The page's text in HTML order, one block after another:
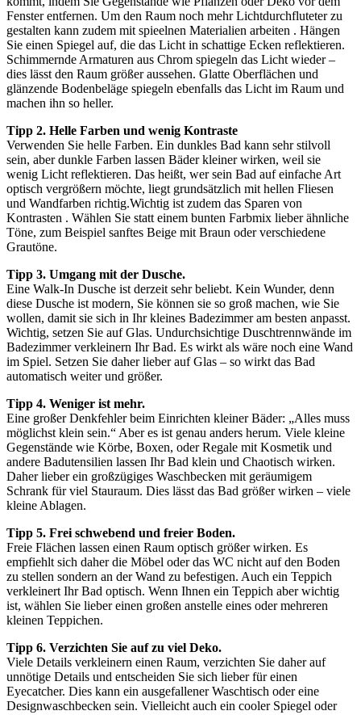
Fenster entfernen. Um den Raum noch mehr Lichtdurchfluteter zu
gestalten kann zudem mit spieelnen Materialien arbeiten . Hängen
Sie einen Spiegel auf, die das Licht in schattige Ecken reflektieren.
Schimmernde Armaturen aus Chrom spiegeln das Licht wieder –
dies lässt den Raum größer aussehen. Glatte Oberflächen und
glänzende Bodenbeläge spiegeln ebenfalls das Licht im Raum und
machen ihn so heller.
Tipp 2. Helle Farben und wenig Kontraste
Verwenden Sie helle Farben. Ein dunkles Bad kann sehr stilvoll
sein, aber dunkle Farben lassen Bäder kleiner wirken, weil sie
wenig Licht reflektieren. Das heißt, wer sein Bad auf einfache Art
optisch vergrößern möchte, liegt grundsätzlich mit hellen Fliesen
und Wandfarben richtig.Wichtig ist zudem das Sparen von
Kontrasten . Wählen Sie statt einem bunten Farbmix lieber ähnliche
Töne, zum Beispiel sanftes Beige mit Braun oder verschiedene
Grautöne.
Tipp 3. Umgang mit der Dusche.
Eine Walk-In Dusche ist derzeit sehr beliebt. Kein Wunder, denn
diese Dusche ist modern, Sie können sie so groß machen, wie Sie
wollen, damit sie sich in Ihr kleines Badezimmer am besten anpasst.
Wichtig, setzen Sie auf Glas. Undurchsichtige Duschtrennwände im
Badezimmer verkleinern Ihr Bad. Es wirkt als wäre noch eine Wand
im Spiel. Setzen Sie daher lieber auf Glas – so wirkt das Bad
automatisch weiter und größer.
Tipp 4. Weniger ist mehr.
Eine großer Denkfehler beim Einrichten kleiner Bäder: „Alles muss
möglichst klein sein.“ Aber es ist genau anders herum. Viele kleine
Gegenstände wie Körbe, Boxen, oder Regale mit Kosmetik und
andere Badutensilien lassen Ihr Bad klein und Chaotisch wirken.
Daher lieber ein großzügiges Waschbecken mit geräumigem
Schrank für viel Stauraum. Dies lässt das Bad größer wirken – viele
kleine Ablagen.
Tipp 5. Frei schwebend und freier Boden.
Freie Flächen lassen einen Raum optisch größer wirken. Es
empfiehlt sich daher die Möbel oder das WC nicht auf den Boden
zu stellen sondern an der Wand zu befestigen. Auch ein Teppich
verkleinert Ihr Bad optisch. Wenn Ihnen ein Teppich aber wichtig
ist, wählen Sie lieber einen großen anstelle eines oder mehreren
kleinen Teppichen.
Tipp 6. Verzichten Sie auf zu viel Deko.
Viele Details verkleinern einen Raum, verzichten Sie daher auf
unnötige Details und entscheiden Sie sich lieber für einen
Eyecatcher. Dies kann ein ausgefallener Waschtisch oder eine
Designwaschbecken sein. Vielleicht auch ein cooler Spiegel oder